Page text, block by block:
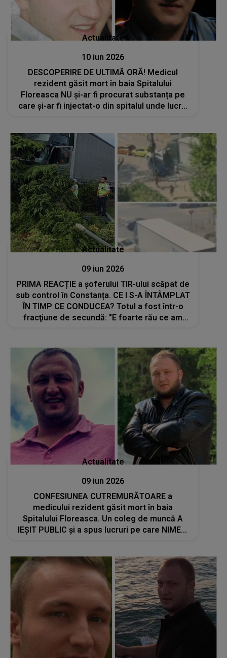
Actualitate
10 iun 2026
DESCOPERIRE DE ULTIMĂ ORĂ! Medicul
rezident găsit mort în baia Spitalului
Floreasca NU și-ar fi procurat substanța pe
care și-ar fi injectat-o din spitalul unde lucra.
Actualitate
09 iun 2026
PRIMA REACȚIE a şoferului TIR-ului scăpat de
sub control în Constanța. CE I S-A ÎNTÂMPLAT
ÎN TIMP CE CONDUCEA? Totul a fost într-o
fracţiune de secundă: "E foarte rău ce am
Actualitate
09 iun 2026
CONFESIUNEA CUTREMURĂTOARE a
medicului rezident găsit mort în baia
Spitalului Floreasca. Un coleg de muncă A
IEȘIT PUBLIC și a spus lucruri pe care NIMENI